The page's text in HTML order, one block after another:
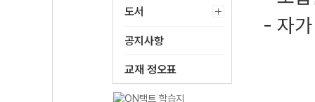
도서
공지사항
교재 정오표
- 자